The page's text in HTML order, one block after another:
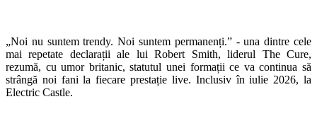
„Noi nu suntem trendy. Noi suntem permanenți.” - una dintre cele
mai repetate declarații ale lui Robert Smith, liderul The Cure,
rezumă, cu umor britanic, statutul unei formații ce va continua să
strângă noi fani la fiecare prestație live. Inclusiv în iulie 2026, la
Electric Castle.